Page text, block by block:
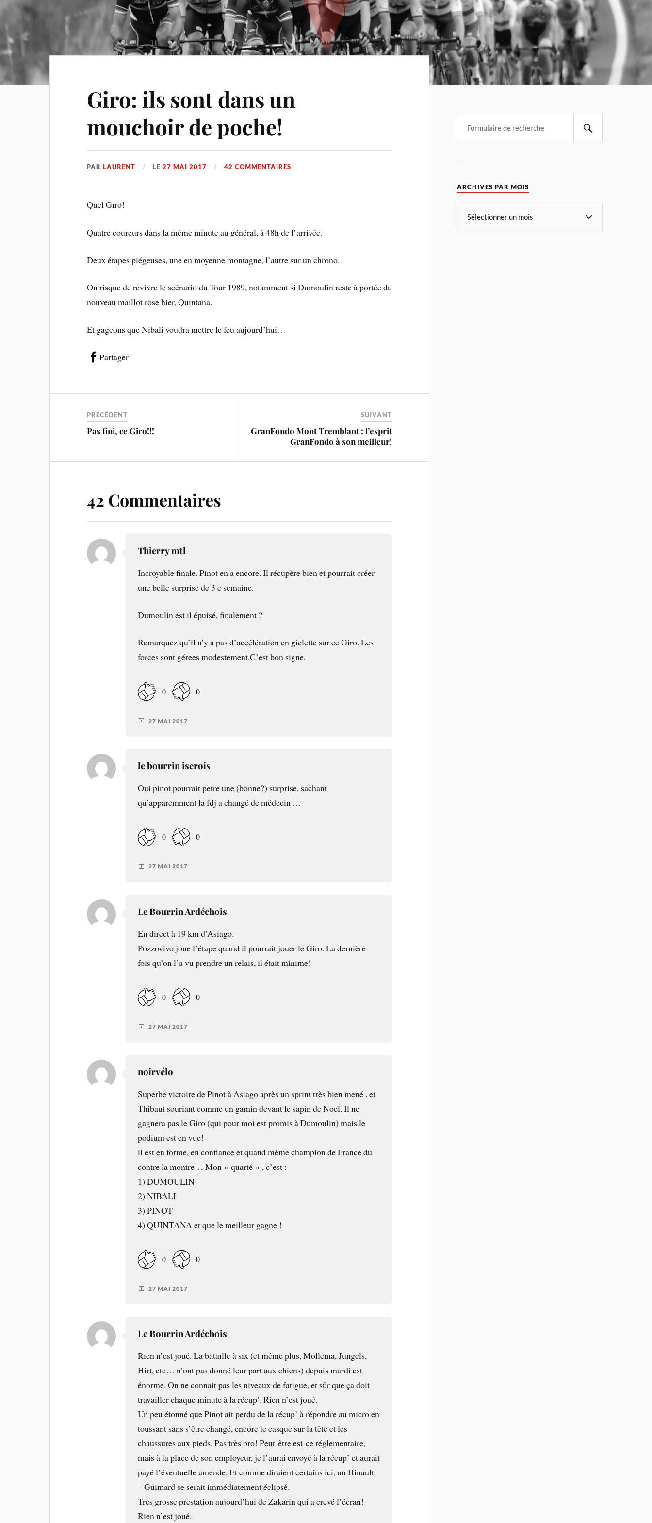
Giro: ils sont dans un
mouchoir de poche!
PARLAURENT LE27 MAI 2017 42 COMMENTAIRES
Quel Giro!
Quatre coureurs dans la même minute au général, à 48h de l’arrivée.
Deux étapes piégeuses, une en moyenne montagne, l’autre sur un chrono.
On risque de revivre le scénario du Tour 1989, notamment si Dumoulin reste à portée du
nouveau maillot rose hier, Quintana.
Et gageons que Nibali voudra mettre le feu aujourd’hui…
Partager
PRÉCÉDENT
Pas fini, ce Giro!!!
SUIVANT
GranFondo Mont Tremblant : l’esprit
GranFondo à son meilleur!
42 Commentaires
Thierry mtl
Incroyable finale. Pinot en a encore. Il récupère bien et pourrait créer
une belle surprise de 3 e semaine.
Dumoulin est il épuisé, finalement ?
Remarquez qu’il n’y a pas d’accélération en giclette sur ce Giro. Les
forces sont gérees modestement.C’est bon signe.
0 0
27 MAI 2017
le bourrin iserois
Oui pinot pourrait petre une (bonne?) surprise, sachant
qu’apparemment la fdj a changé de médecin …
0 0
27 MAI 2017
Le Bourrin Ardéchois
En direct à 19 km d’Asiago.
Pozzovivo joue l’étape quand il pourrait jouer le Giro. La dernière
fois qu’on l’a vu prendre un relais, il était minime!
0 0
27 MAI 2017
noirvélo
Superbe victoire de Pinot à Asiago après un sprint très bien mené . et
Thibaut souriant comme un gamin devant le sapin de Noel. Il ne
gagnera pas le Giro (qui pour moi est promis à Dumoulin) mais le
podium est en vue!
il est en forme, en confiance et quand même champion de France du
contre la montre… Mon « quarté » , c’est :
1) DUMOULIN
2) NIBALI
3) PINOT
4) QUINTANA et que le meilleur gagne !
0 0
27 MAI 2017
Le Bourrin Ardéchois
Rien n’est joué. La bataille à six (et même plus, Mollema, Jungels,
Hirt, etc… n’ont pas donné leur part aux chiens) depuis mardi est
énorme. On ne connait pas les niveaux de fatigue, et sûr que ça doit
travailler chaque minute à la récup’. Rien n’est joué.
Un peu étonné que Pinot ait perdu de la récup’ à répondre au micro en
toussant sans s’être changé, encore le casque sur la tête et les
chaussures aux pieds. Pas très pro! Peut-être est-ce réglementaire,
mais à la place de son employeur, je l’aurai envoyé à la récup’ et aurait
payé l’éventuelle amende. Et comme diraient certains ici, un Hinault
– Guimard se serait immédiatement éclipsé.
Très grosse prestation aujourd’hui de Zakarin qui a crevé l’écran!
Rien n’est joué.
ARCHIVES PAR MOIS